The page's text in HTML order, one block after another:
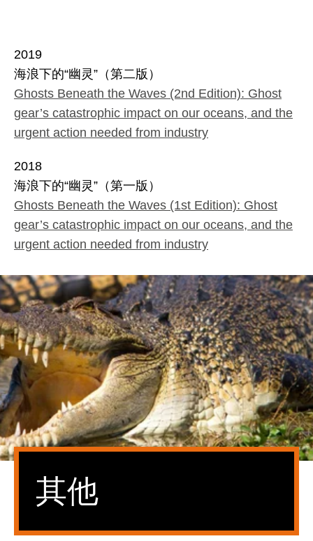
2019
海浪下的“幽灵”（第二版）
Ghosts Beneath the Waves (2nd Edition): Ghost
gear’s catastrophic impact on our oceans, and the
urgent action needed from industry
2018
海浪下的“幽灵”（第一版）
Ghosts Beneath the Waves (1st Edition): Ghost
gear’s catastrophic impact on our oceans, and the
urgent action needed from industry
其他